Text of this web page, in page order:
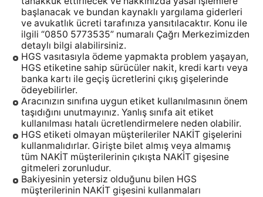
başlanacak ve bundan kaynaklı yargılama giderleri
ve avukatlık ücreti tarafınıza yansıtılacaktır. Konu ile
ilgili “0850 5773535” numaralı Çağrı Merkezimizden
detaylı bilgi alabilirsiniz.
HGS vasıtasıyla ödeme yapmakta problem yaşayan,
HGS etiketine sahip sürücüler nakit, kredi kartı veya
banka kartı ile geçiş ücretlerini çıkış gişelerinde
ödeyebilirler.
Aracınızın sınıfına uygun etiket kullanılmasının önem
taşıdığını unutmayınız. Yanlış sınıfa ait etiket
kullanılması hatalı ücretlendirmelere neden olabilir.
HGS etiketi olmayan müşterileriler NAKİT gişelerini
kullanmalıdırlar. Girişte bilet almış veya almamış
tüm NAKİT müşterilerinin çıkışta NAKİT gişesine
gitmeleri zorunludur.
Bakiyesinin yetersiz olduğunu bilen HGS
müşterilerinin NAKİT gişesini kullanmaları